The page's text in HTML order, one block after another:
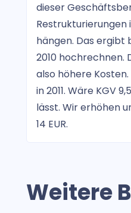
dieser
Restrukturierungen
hängen. Das ergibt
2010 hochrechnen.
also höhere Kosten.
in 2011. Wäre KGV
lässt. Wir erhöhen
14 EUR.
Weitere